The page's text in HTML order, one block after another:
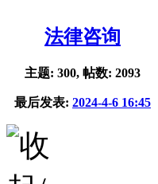
法律咨询
主题: 300, 帖数: 2093
最后发表: 2024-4-6 16:45